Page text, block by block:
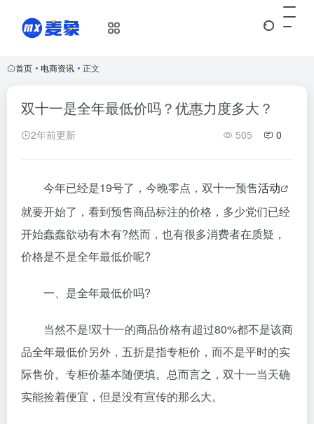
首页 • 电商资讯 • 正文
双十一是全年最低价吗？优惠力度多大？
2年前更新 505 0
今年已经是19号了，今晚零点，双十一预售活动
就要开始了，看到预售商品标注的价格，多少党们已经
开始蠢蠢欲动有木有?然而，也有很多消费者在质疑，
价格是不是全年最低价呢?
一、是全年最低价吗?
当然不是!双十一的商品价格有超过80%都不是该商
品全年最低价另外，五折是指专柜价，而不是平时的实
际售价。专柜价基本随便填。总而言之，双十一当天确
实能捡着便宜，但是没有宣传的那么大。